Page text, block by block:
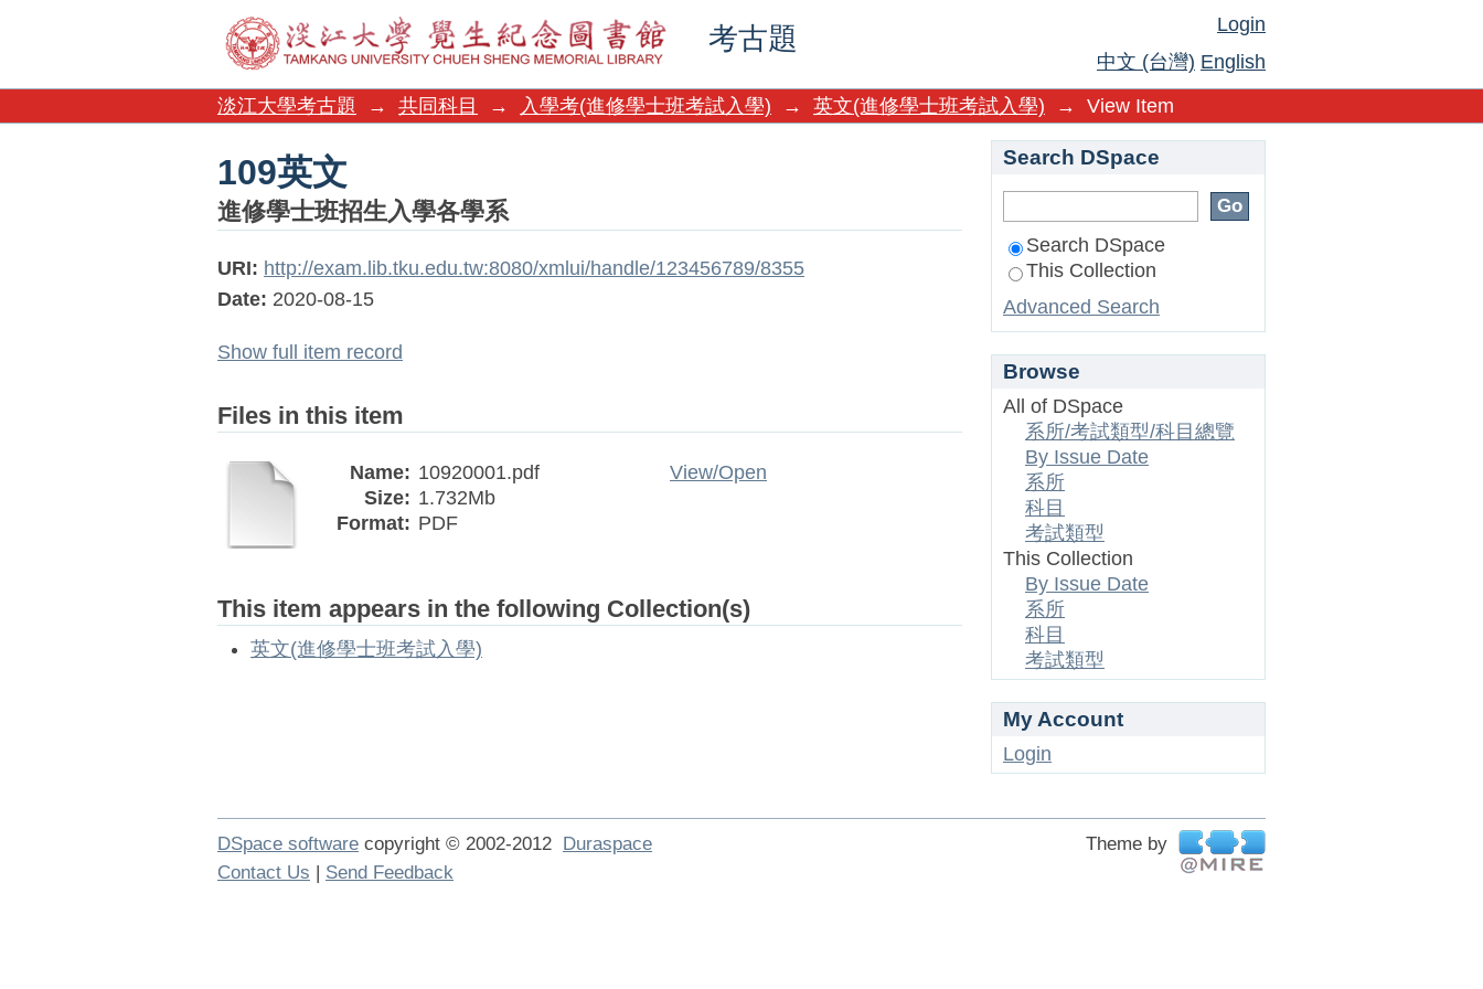
考古題
109英文
Login
中文 (台灣) English
淡江大學考古題
→ 共同科目 → 入學考(進修學士班考試入學) → 英文(進修學士班考試入學) → View Item
109英文
進修學士班招生入學各學系
URI: http://exam.lib.tku.edu.tw:8080/xmlui/handle/123456789/8355
Date: 2020-08-15
Show full item record
Files in this item
Name: 10920001.pdf
Size: 1.732Mb
Format: PDF
View/Open
This item appears in the following Collection(s)
英文(進修學士班考試入學)
Search DSpace
Search DSpace
This Collection
Advanced Search
Browse
All of DSpace
系所/考試類型/科目總覽
By Issue Date
系所
科目
考試類型
This Collection
By Issue Date
系所
科目
考試類型
My Account
Login
DSpace software copyright © 2002-2012 Duraspace
Theme by
Contact Us | Send Feedback